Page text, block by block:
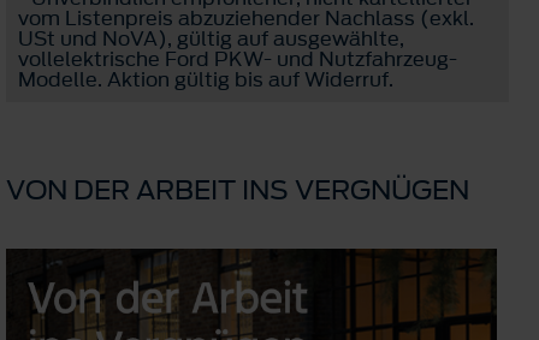
vom Listenpreis abzuziehender Nachlass (exkl.
USt und NoVA), gültig auf ausgewählte,
vollelektrische Ford PKW- und Nutzfahrzeug-
Modelle. Aktion gültig bis auf Widerruf.
VON DER ARBEIT INS VERGNÜGEN